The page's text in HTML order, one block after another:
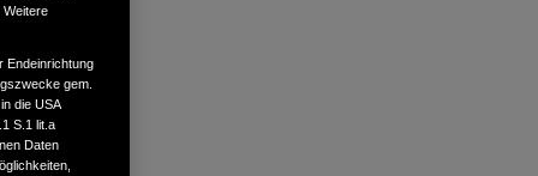
Weitere
Endeinrichtung
gem.
die USA
S.1 lit.a
Daten